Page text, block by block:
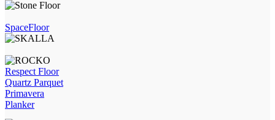
SpaceFloor
Respect Floor
Quartz Parquet
Primavera
Planker